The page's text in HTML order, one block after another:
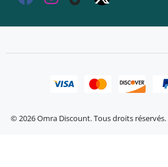
© 2026 Omra Discount. Tous droits réservés.